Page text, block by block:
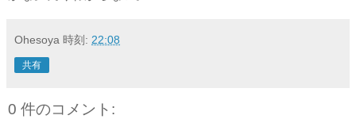
Ohesoya 時刻: 22:08
共有
0 件のコメント: